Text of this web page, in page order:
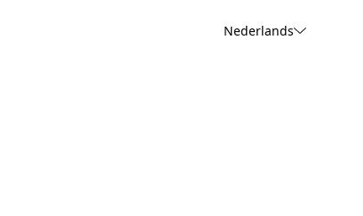
Nederlands